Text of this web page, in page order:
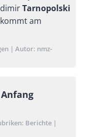
Tarnopolski
am
Autor nmz-
Berichte